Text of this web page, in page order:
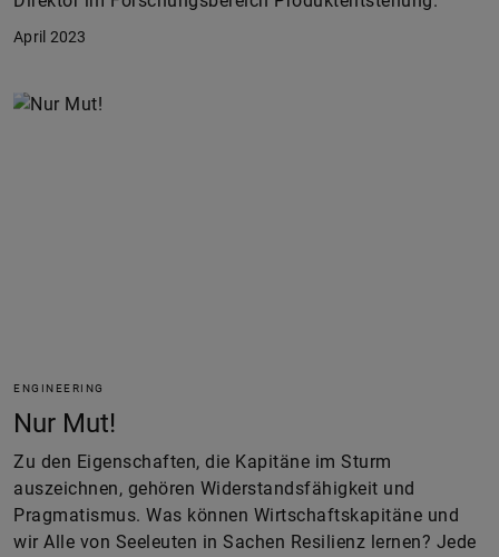
April 2023
ENGINEERING
Nur Mut!
Zu den Eigenschaften, die Kapitäne im Sturm
auszeichnen, gehören Widerstandsfähigkeit und
Pragmatismus. Was können Wirtschaftskapitäne und
wir Alle von Seeleuten in Sachen Resilienz lernen? Jede